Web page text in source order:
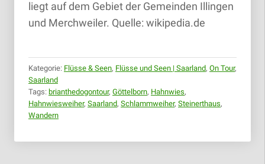
liegt auf dem Gebiet der Gemeinden Illingen
und Merchweiler. Quelle: wikipedia.de
Kategorie: Flüsse & Seen, Flüsse und Seen | Saarland, On Tour,
Saarland
Tags: brianthedogontour, Göttelborn, Hahnwies,
Hahnwiesweiher, Saarland, Schlammweiher, Steinerthaus,
Wandern